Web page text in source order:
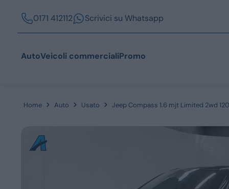
0171 412112 Scrivici su Whatsapp
AutoVeicoli commercialiPromo
Home Auto Usato Jeep Compass 1.6 mjt Limited 2wd